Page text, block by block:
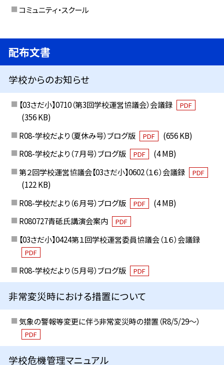
コミュニティ・スクール
配布文書
学校からのお知らせ
【03さだ小】0710（第3回学校運営協議会）会議録 PDF
(356 KB)
R08-学校だより（夏休み号）ブログ版
PDF
(656 KB)
R08-学校だより（７月号）ブログ版
PDF
(4 MB)
第２回学校運営協議会【03さだ小】0602（１６）会議録
PDF
(122 KB)
R08-学校だより（６月号）ブログ版
PDF
(4 MB)
R080727青砥氏講演会案内
PDF
【03さだ小】0424第１回学校運営委員協議会（１６）会議録
PDF
R08-学校だより（５月号）ブログ版 PDF
非常変災時における措置について
気象の警報等変更に伴う非常変災時の措置（R8/5/29〜）
PDF
学校危機管理マニュアル